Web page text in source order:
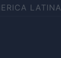
LATINA